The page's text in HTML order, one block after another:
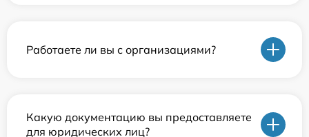
Работаете ли вы с организациями?
Какую документацию вы предоставляете
для юридических лиц?